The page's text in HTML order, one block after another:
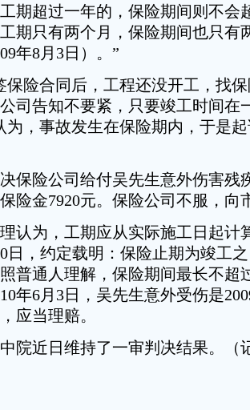
期超过一年的，保险期间则不会
期只有两个月，保险期间也只有
年8月3日）。”
险合同后，工程还没开工，找
司告知不要紧，只要竣工时间在
为，事故发生在保险期内，于是
保险公司给付吴先生意外伤害残
险金7920元。保险公司不服，向
认为，工期应从实际施工日起计
日，约定载明：保险止期为竣工
普通人理解，保险期间最长不超
年6月3日，吴先生意外受伤是
应当理赔。
院近日维持了一审判决结果。（